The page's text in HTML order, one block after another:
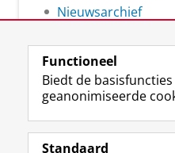
Nieuwsarchief
Volg de RUG
Functioneel
Biedt de
geanonimiseerde
Standaard